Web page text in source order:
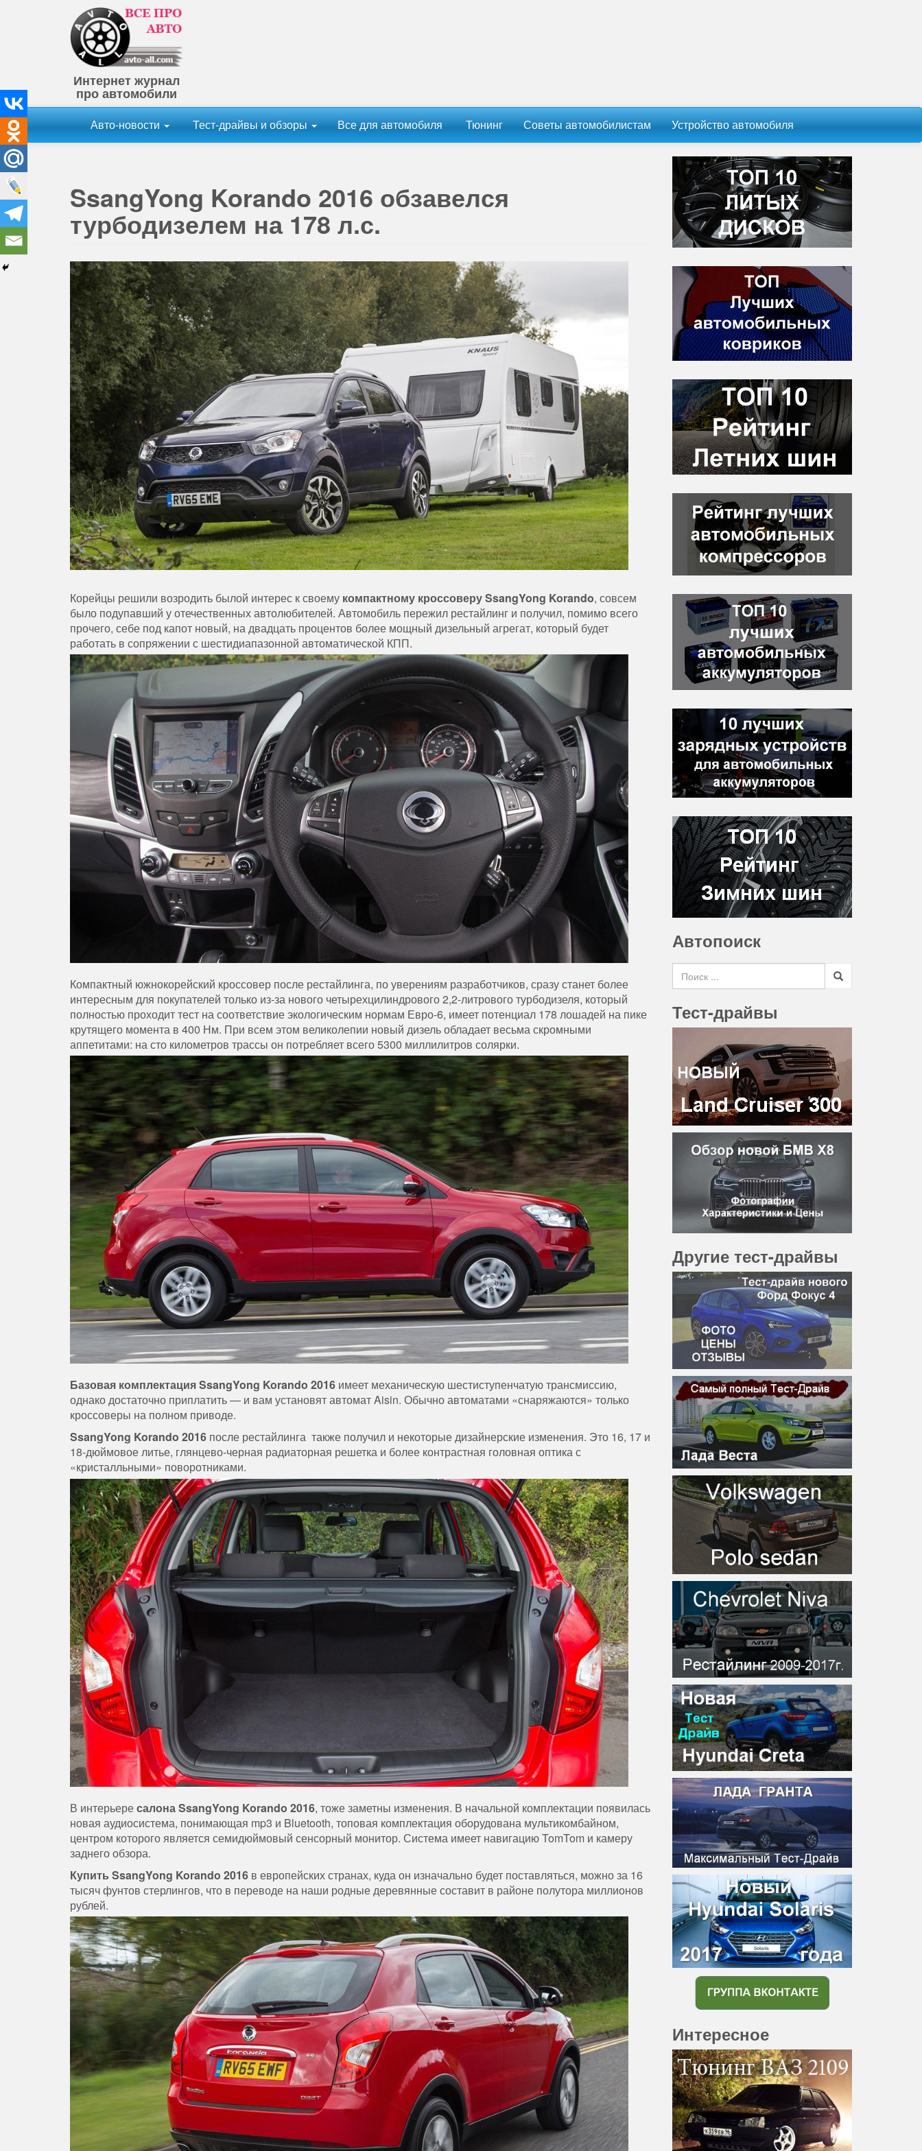
Интернет журнал
про автомобили
Авто-новости Тест-драйвы и обзоры Все для автомобиля Тюнинг Советы автомобилистам Устройство автомобиля
SsangYong Korando 2016 обзавелся
турбодизелем на 178 л.с.
Корейцы решили возродить былой интерес к своему компактному кроссоверу SsangYong Korando, совсем
было подупавший у отечественных автолюбителей. Автомобиль пережил рестайлинг и получил, помимо всего
прочего, себе под капот новый, на двадцать процентов более мощный дизельный агрегат, который будет
работать в сопряжении с шестидиапазонной автоматической КПП.
Компактный южнокорейский кроссовер после рестайлинга, по уверениям разработчиков, сразу станет более
интересным для покупателей только из-за нового четырехцилиндрового 2,2-литрового турбодизеля, который
полностью проходит тест на соответствие экологическим нормам Евро-6, имеет потенциал 178 лошадей на пике
крутящего момента в 400 Нм. При всем этом великолепии новый дизель обладает весьма скромными
аппетитами: на сто километров трассы он потребляет всего 5300 миллилитров солярки.
Базовая комплектация SsangYong Korando 2016 имеет механическую шестиступенчатую трансмиссию,
однако достаточно приплатить — и вам установят автомат Aisin. Обычно автоматами «снаряжаются» только
кроссоверы на полном приводе.
SsangYong Korando 2016 после рестайлинга также получил и некоторые дизайнерские изменения. Это 16, 17 и
18-дюймовое литье, глянцево-черная радиаторная решетка и более контрастная головная оптика с
«кристалльными» поворотниками.
В интерьересалона SsangYong Korando 2016, тоже заметны изменения. В начальной комплектации появилась
новая аудиосистема, понимающая mp3 и Bluetooth, топовая комплектация оборудована мультикомбайном,
центром которого является семидюймовый сенсорный монитор. Система имеет навигацию TomTom и камеру
заднего обзора.
Купить SsangYong Korando 2016 в европейских странах, куда он изначально будет поставляться, можно за 16
тысяч фунтов стерлингов, что в переводе на наши родные деревянные составит в районе полутора миллионов
рублей.
Автопоиск
Search for
Тест-драйвы
Другие тест-драйвы
Интересное